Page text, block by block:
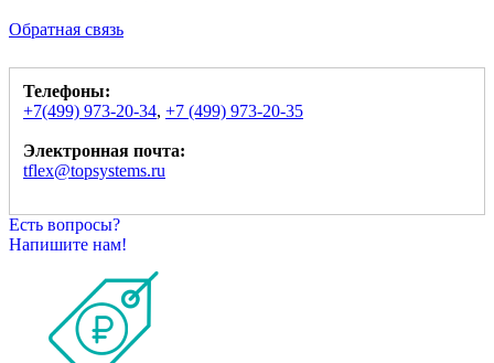
Обратная связь
Телефоны:
+7(499) 973-20-34, +7 (499) 973-20-35
Электронная почта:
tflex@topsystems.ru
Есть вопросы?
Напишите нам!